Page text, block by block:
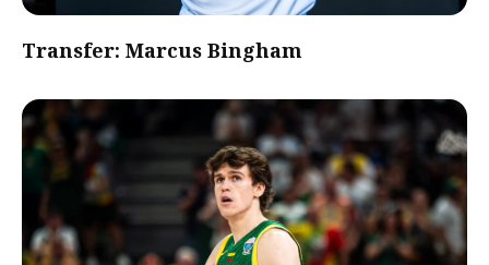
Transfer: Marcus Bingham